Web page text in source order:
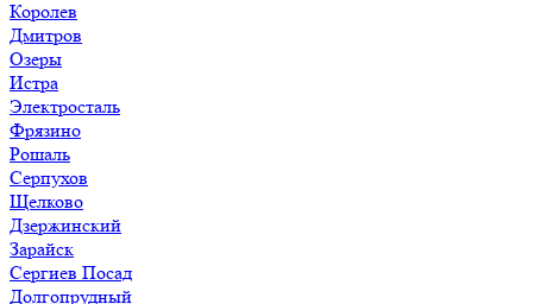
Королев
Дмитров
Озеры
Истра
Электросталь
Фрязино
Рошаль
Серпухов
Щелково
Дзержинский
Зарайск
Сергиев Посад
Долгопрудный